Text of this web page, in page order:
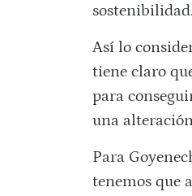
sostenibilidad.
Así lo
tiene claro
para
una
Para
tenemos que